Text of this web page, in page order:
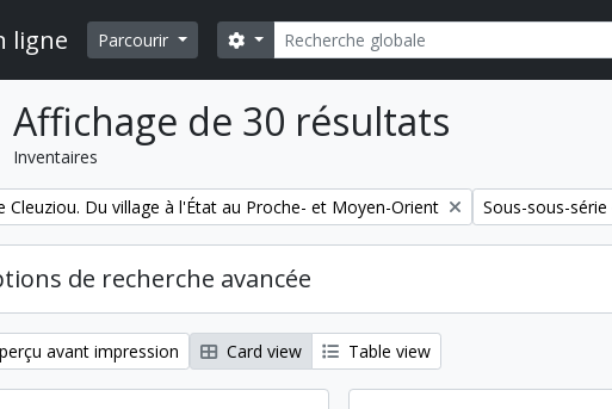
ligne Parcourir Rechercher
Search options
Affichage de 30 résultats
Inventaires
filter:
Cleuziou. Du village à l'État au Proche- et Moyen-Orient Remove filter:
Sous-sous-
de recherche avancée
avant impression Card view Table view